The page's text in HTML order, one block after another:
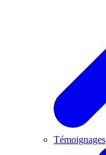
Témoignages